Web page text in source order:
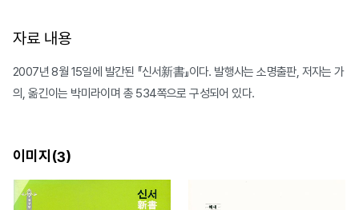
자료 내용
2007년 8월 15일에 발간된 『신서新書』이다. 발행사는 소명출판, 저자는 가
의, 옮긴이는 박미라이며 총 534쪽으로 구성되어 있다.
이미지(3)